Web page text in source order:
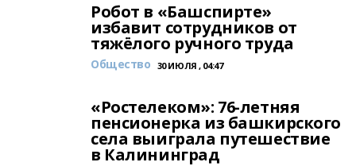
Робот в «Башспирте»
избавит сотрудников от
тяжёлого ручного труда
Общество 30 ИЮЛЯ , 04:47
«Ростелеком»: 76-летняя
пенсионерка из башкирского
села выиграла путешествие
в Калининград